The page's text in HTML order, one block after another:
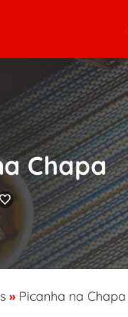
Chapa
» Picanha na Chapa